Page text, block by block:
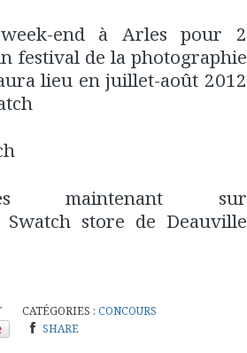
end à Arles pour 2
festival de la photographie
lieu en juillet-août 2012
maintenant sur
store de Deauville
CATÉGORIES :CONCOURS
SHARE